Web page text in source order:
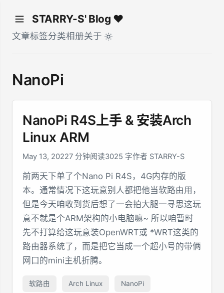
STARRY-S' Blog ♥
文章标签分类相册关于
NanoPi
NanoPi R4S上手 & 安装Arch
Linux ARM
May 13, 20227 分钟阅读3025 字作者 STARRY-S
前两天下单了个Nano Pi R4S，4G内存的版
本。通常情况下这玩意别人都把他当软路由用，
但是今天咱收到货后想了一会拍大腿一寻思这玩
意不就是个ARM架构的小电脑嘛~ 所以咱暂时
先不打算给这玩意装OpenWRT或 *WRT这类的
路由器系统了，而是把它当成一个超小号的带俩
网口的mini主机折腾。
软路由 Arch Linux NanoPi